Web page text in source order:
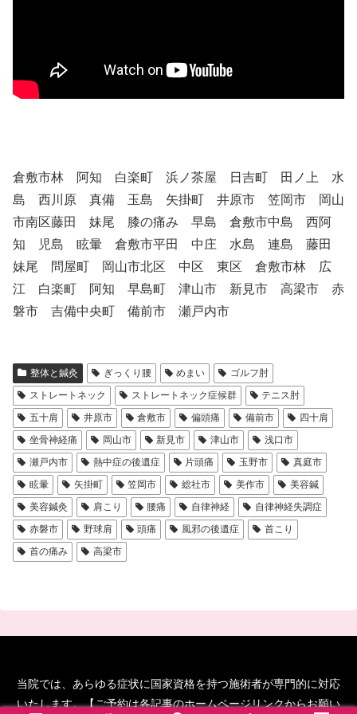
倉敷市林 阿知 白楽町 浜ノ茶屋 日吉町 田ノ上 水
島 西川原 真備 玉島 矢掛町 井原市 笠岡市 岡山
市南区藤田 妹尾 膝の痛み 早島 倉敷市中島 西阿
知 児島 眩暈 倉敷市平田 中庄 水島 連島 藤田
妹尾 問屋町 岡山市北区 中区 東区 倉敷市林 広
江 白楽町 阿知 早島町 津山市 新見市 高梁市 赤
磐市 吉備中央町 備前市 瀬戸内市
整体と鍼灸 ぎっくり腰 めまい
ゴルフ肘
ストレートネック
ストレートネック症候群
テニス肘
五十肩
井原市 倉敷市 偏頭痛 備前市
四十肩
坐骨神経痛
岡山市 新見市 津山市
浅口市
瀬戸内市
熱中症の後遺症 片頭痛 玉野市
真庭市
眩暈
矢掛町 笠岡市 総社市 美作市
美容鍼
美容鍼灸
肩こり 腰痛 自律神経
自律神経失調症
赤磐市
野球肩 頭痛 風邪の後遺症
首こり
首の痛み
高梁市
当院では、あらゆる症状に国家資格を持つ施術者が専門的に対応
いたします。【ご予約は各記事のホームページリンクからお願い